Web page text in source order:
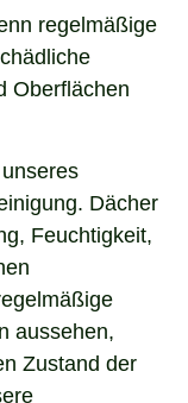
regelmäßige
Oberflächen
Dächer
Feuchtigkeit,
aussehen,
Zustand der